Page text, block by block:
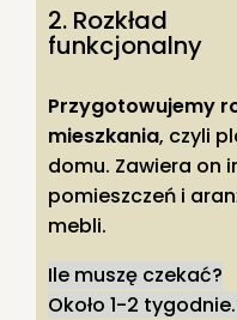
2. Rozkład
funkcjonalny
Przygotowujemy
mieszkania, czyli
domu. Zawiera on
pomieszczeń i
mebli.
Ile muszę czekać?
Około 1-2